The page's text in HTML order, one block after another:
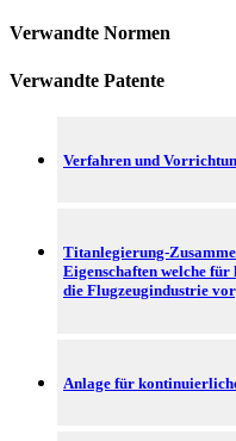
Verwandte Normen
Verwandte Patente
Verfahren und
Titanlegierung-
Eigenschaften welche für
die Flugzeugindustrie
Anlage für